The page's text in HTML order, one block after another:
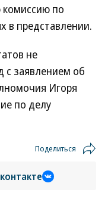
комиссию по
в представлении.
не
с заявлением об
Игоря
по делу
Поделиться